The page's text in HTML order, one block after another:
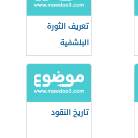
تعريف الثورة
البلشفية
تاريخ النقود